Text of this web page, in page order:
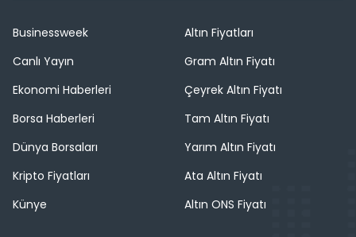
Businessweek
Canlı Yayın
Ekonomi Haberleri
Borsa Haberleri
Dünya Borsaları
Kripto Fiyatları
Künye
Altın Fiyatları
Gram Altın Fiyatı
Çeyrek Altın Fiyatı
Tam Altın Fiyatı
Yarım Altın Fiyatı
Ata Altın Fiyatı
Altın ONS Fiyatı